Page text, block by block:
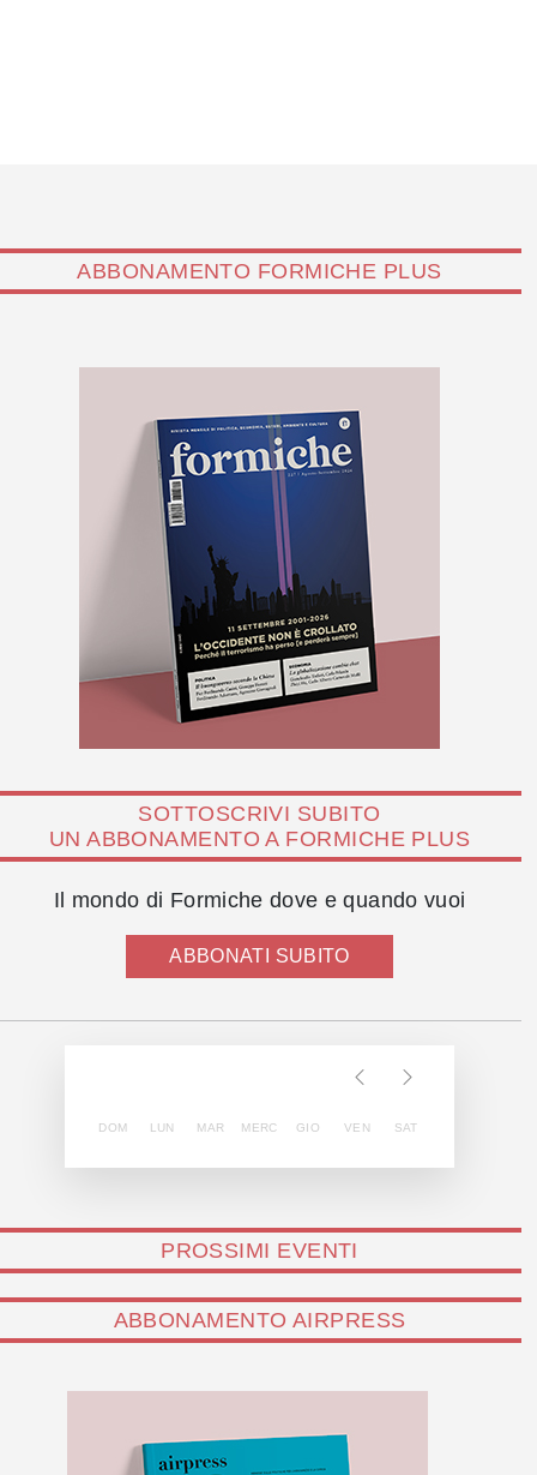
ABBONAMENTO FORMICHE PLUS
SOTTOSCRIVI SUBITO
UN ABBONAMENTO A FORMICHE PLUS
Il mondo di Formiche dove e quando vuoi
ABBONATI SUBITO
DOM LUN MAR MERC GIO VEN SAT
PROSSIMI EVENTI
ABBONAMENTO AIRPRESS